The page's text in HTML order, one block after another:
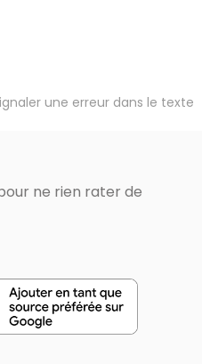
une erreur dans le texte
ne rien rater de